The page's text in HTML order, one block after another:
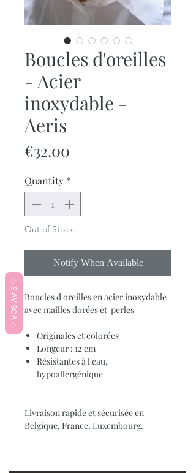
Boucles d'oreilles
- Acier
inoxydable -
Aeris
€32.00
Quantity *
Out of Stock
Notify When Available
Boucles d'oreilles en acier inoxydable
avec mailles dorées et perles
Originales et colorées
Longeur : 12 cm
Résistantes à l'eau,
hypoallergénique
Livraison rapide et sécurisée en
Belgique, France, Luxembourg.
♡ VOS AVIS ♡